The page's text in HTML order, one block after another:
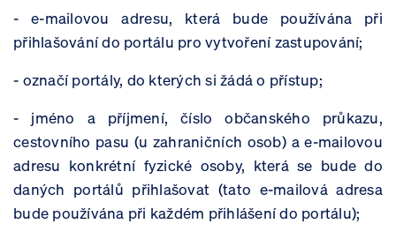
- e-mailovou adresu, která bude používána při
přihlašování do portálu pro vytvoření zastupování;
- označí portály, do kterých si žádá o přístup;
- jméno a příjmení, číslo občanského průkazu,
cestovního pasu (u zahraničních osob) a e-mailovou
adresu konkrétní fyzické osoby, která se bude do
daných portálů přihlašovat (tato e-mailová adresa
bude používána při každém přihlášení do portálu);